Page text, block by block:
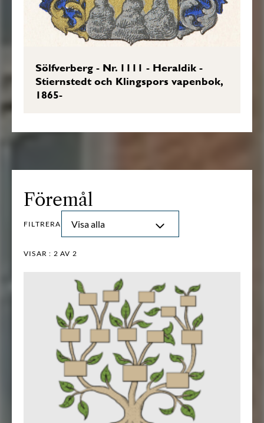
Sölfverberg - Nr. 1111 - Heraldik -
Stiernstedt och Klingspors vapenbok,
1865-
Föremål
FILTRERA Visa alla
VISAR : 2 AV 2